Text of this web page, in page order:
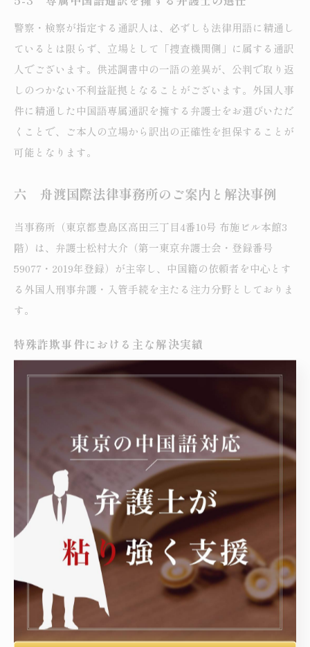
警察・検察が指定する通訳人は、必ずしも法律用語に精通し
ているとは限らず、立場として「捜査機関側」に属する通訳
人でございます。供述調書中の一語の差異が、公判で取り返
しのつかない不利益証拠となることがございます。外国人事
件に精通した中国語専属通訳を擁する弁護士をお選びいただ
くことで、ご本人の立場から訳出の正確性を担保することが
可能となります。
六 舟渡国際法律事務所のご案内と解決事例
当事務所（東京都豊島区高田三丁目4番10号 布施ビル本館3
階）は、弁護士松村大介（第一東京弁護士会・登録番号
59077・2019年登録）が主宰し、中国籍の依頼者を中心とす
る外国人刑事弁護・入管手続を主たる注力分野としておりま
す。
特殊詐欺事件における主な解決実績
案例B-1：特殊詐欺の出し子に関わったとされた20代女性に
つき、依頼者の主観的事情（指示役からの欺罔・威迫的状
況、犯意の不存在等）を総合的に主張し、不起訴処分を獲得
した事例がございます（出典：弁護士JP「松村大介弁護士
犯罪・刑事事件での強み」）。
案例B-2：特殊詐欺の受け子で複数回再逮捕された事案にお
いて、徹底した取調べ対応・不当取調べへの抗議・主張立証
を通じて、全件について不起訴処分を獲得した事例がござい
ます（出典：弁護士ドットコム「松村大介弁護士 主な案
件・実績」）。
案例E-1：当事務所は、国際刑事事件・裁判員裁判対象事
件・世界的に報道された重大事件への対応経験を豊富に有し